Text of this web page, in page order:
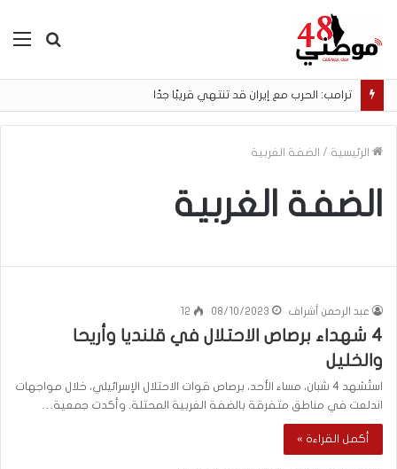
بحث
ترامب: الحرب مع إيران قد تنتهي قريبًا جدًا
الرئيسية / الضفة الغربية
الضفة الغربية
عبد الرحمن أشراف 08/10/2023
12
4 شهداء برصاص الاحتلال في قلنديا وأريحا
والخليل
استُشهد 4 شبان، مساء الأحد، برصاص قوات الاحتلال الإسرائيلي، خلال مواجهات
اندلعت في مناطق متفرقة بالضفة الغربية المحتلة. وأكدت جمعية…
أكمل القراءة »